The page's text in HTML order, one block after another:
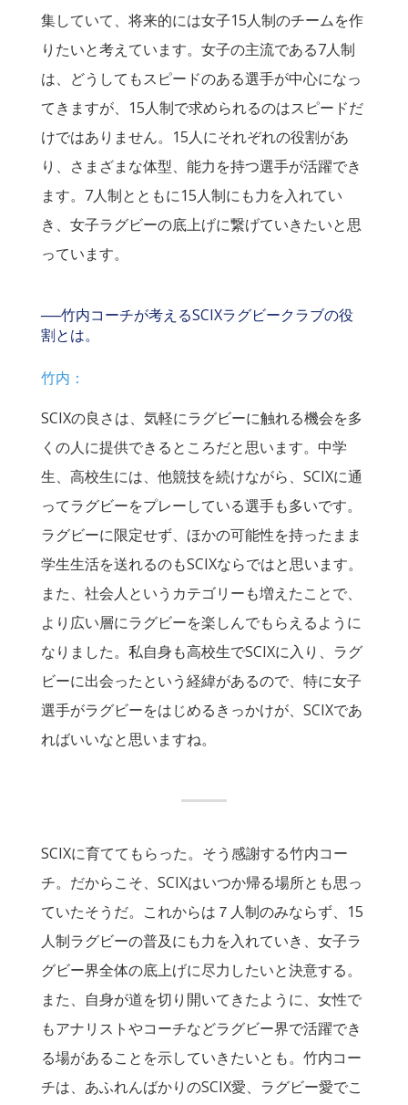
集していて、将来的には女子15人制のチームを作
りたいと考えています。女子の主流である7人制
は、どうしてもスピードのある選手が中心になっ
てきますが、15人制で求められるのはスピードだ
けではありません。15人にそれぞれの役割があ
り、さまざまな体型、能力を持つ選手が活躍でき
ます。7人制とともに15人制にも力を入れてい
き、女子ラグビーの底上げに繋げていきたいと思
っています。
──竹内コーチが考えるSCIXラグビークラブの役
割とは。
竹内：
SCIXの良さは、気軽にラグビーに触れる機会を多
くの人に提供できるところだと思います。中学
生、高校生には、他競技を続けながら、SCIXに通
ってラグビーをプレーしている選手も多いです。
ラグビーに限定せず、ほかの可能性を持ったまま
学生生活を送れるのもSCIXならではと思います。
また、社会人というカテゴリーも増えたことで、
より広い層にラグビーを楽しんでもらえるように
なりました。私自身も高校生でSCIXに入り、ラグ
ビーに出会ったという経緯があるので、特に女子
選手がラグビーをはじめるきっかけが、SCIXであ
ればいいなと思いますね。
SCIXに育ててもらった。そう感謝する竹内コー
チ。だからこそ、SCIXはいつか帰る場所とも思っ
ていたそうだ。これからは７人制のみならず、15
人制ラグビーの普及にも力を入れていき、女子ラ
グビー界全体の底上げに尽力したいと決意する。
また、自身が道を切り開いてきたように、女性で
もアナリストやコーチなどラグビー界で活躍でき
る場があることを示していきたいとも。竹内コー
チは、あふれんばかりのSCIX愛、ラグビー愛でこ